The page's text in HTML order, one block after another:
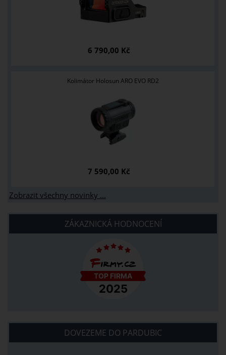
6 790,00 Kč
Kolimátor Holosun ARO EVO RD2
7 590,00 Kč
Zobrazit všechny novinky ...
ZÁKAZNICKÁ HODNOCENÍ
DOVEZEME DO PARDUBIC